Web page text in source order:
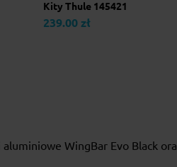
Kity Thule 145421
239.00 zł
WingBar Evo Black